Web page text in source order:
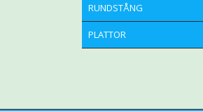
RUNDSTÅNG
PLATTOR